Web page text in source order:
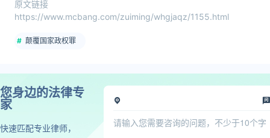
原文链接
https://www.mcbang.com/zuiming/whgjaqz/1155.html
颠覆国家政权罪
您身边的法律专
家
快速匹配专业律师，